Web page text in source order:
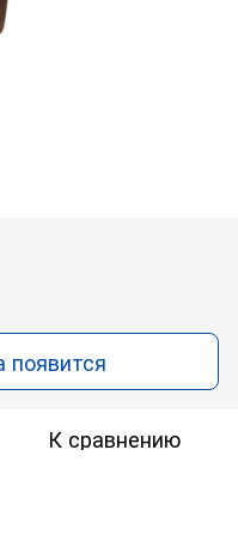
появится
К сравнению